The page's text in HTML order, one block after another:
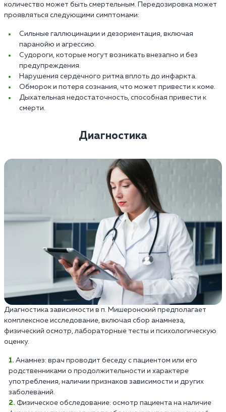
количество может быть смертельным. Передозировка может
проявляться следующими симптомами:
Сильные галлюцинации и дезориентация, включая
паранойю и агрессию.
Судороги, которые могут возникать внезапно и без
предупреждения.
Нарушения сердечного ритма вплоть до инфаркта.
Обморок и потеря сознания, что может привести к коме.
Дыхательная недостаточность, способная привести к
смерти.
Диагностика
Диагностика зависимости в п. Мишеронский предполагает
комплексное исследование, включая сбор анамнеза,
физический осмотр, лабораторные тесты и психологическую
оценку.
Анамнез: врач проводит беседу с пациентом или его
родственниками о продолжительности и характере
употребления, наличии признаков зависимости и других
заболеваний.
Физическое обследование: осмотр пациента на наличие